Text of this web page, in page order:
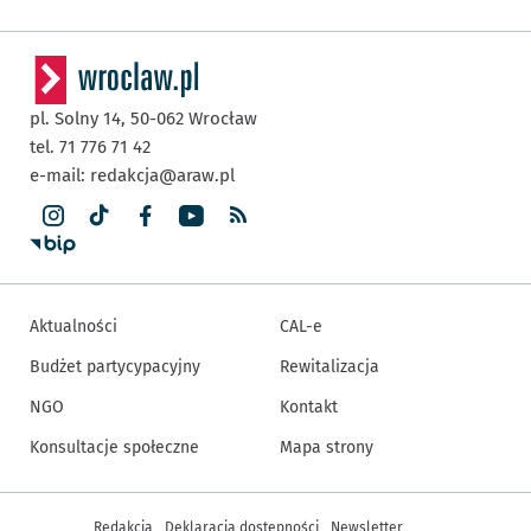
pl. Solny 14, 50-062 Wrocław
tel. 71 776 71 42
e-mail: redakcja@araw.pl
Aktualności
Budżet partycypacyjny
NGO
Konsultacje społeczne
CAL-e
Rewitalizacja
Kontakt
Mapa strony
Inne informacje
Redakcja Deklaracja dostępności Newsletter